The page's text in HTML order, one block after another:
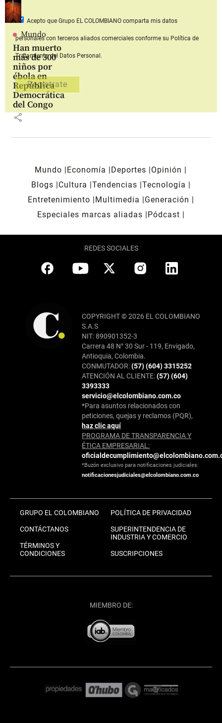
Mundo
Han muerto
más de 300
niños por
ébola en
República
Democrática
del Congo
share
Acepto que Grupo EL COLOMBIANOcomparta mis datos
personales con terceros aliados comerciales conforme su Política de
Tratamiento del Datos Personal.
Mundo Economía Deportes
Opinión
Blogs
Cultura Tendencias Tecnología
Entretenimiento
Multimedia
Generación
Especiales marcas aliadas
Pódcast
REDES SOCIALES
COPYRIGHT © 2026 EL COLOMBIANO
S.A.S
NIT: 890901352-3
Carrera 48 N° 30 Sur - 119, Envigado,
Antioquia, Colombia.
CONMUTADOR:(57) (604) 3315252
ATENCIÓN AL CLIENTE:(57) (604)
3393333
servicio@elcolombiano.com.co
*Para asuntos relacionados con
peticiones, quejas y reclamos (PQR),
haz clic aquí
PROGRAMA DE TRANSPARENCIA Y
ÉTICA EMPRESARIAL:
*Buzón exclusivo para notificaciones judiciales:
notificacionesjudiciales@elcolombiano.com.co
GRUPO EL COLOMBIANO
CONTÁCTANOS
TÉRMINOS Y
CONDICIONES
POLÍTICA DE PRIVACIDAD
SUPERINTENDENCIA DE
INDUSTRIA Y COMERCIO
SUSCRIPCIONES
MIEMBRO DE: